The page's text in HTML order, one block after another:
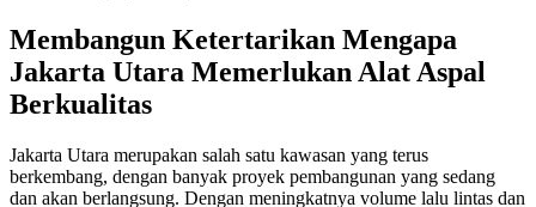
Membangun Ketertarikan Mengapa
Jakarta Utara Memerlukan Alat Aspal
Berkualitas
Jakarta Utara merupakan salah satu kawasan yang terus
berkembang, dengan banyak proyek pembangunan yang sedang
dan akan berlangsung. Dengan meningkatnya volume lalu lintas dan